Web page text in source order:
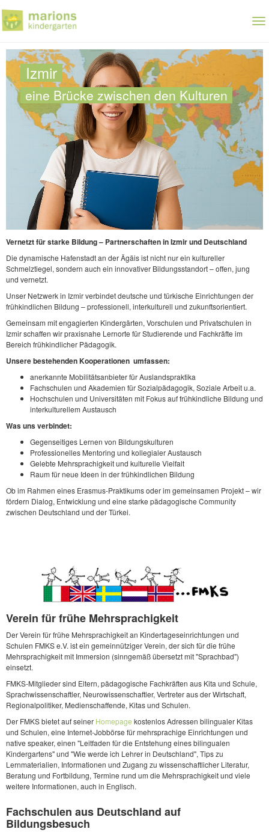
Hauptinhalt
springen
Izmir
eine Brücke zwischen den Kulturen
Vernetzt für starke Bildung – Partnerschaften in Izmir und Deutschland
Die dynamische Hafenstadt an der Ägäis ist nicht nur ein kultureller
Schmelztiegel, sondern auch ein innovativer Bildungsstandort – offen, jung
und vernetzt.
Unser Netzwerk in Izmir verbindet deutsche und türkische Einrichtungen der
frühkindlichen Bildung – professionell, interkulturell und zukunftsorientiert.
Gemeinsam mit engagierten Kindergärten, Vorschulen und Privatschulen in
Izmir schaffen wir praxisnahe Lernorte für Studierende und Fachkräfte im
Bereich frühkindlicher Pädagogik.
Unsere bestehenden Kooperationen umfassen:
anerkannte Mobilitätsanbieter für Auslandspraktika
Fachschulen und Akademien für Sozialpädagogik, Soziale Arbeit u.a.
Hochschulen und Universitäten mit Fokus auf frühkindliche Bildung und
interkulturellem Austausch
Was uns verbindet:
Gegenseitiges Lernen von Bildungskulturen
Professionelles Mentoring und kollegialer Austausch
Gelebte Mehrsprachigkeit und kulturelle Vielfalt
Raum für neue Ideen in der frühkindlichen Bildung
Ob im Rahmen eines Erasmus-Praktikums oder im gemeinsamen Projekt – wir
fördern Dialog, Entwicklung und eine starke pädagogische Community
zwischen Deutschland und der Türkei.
Verein für frühe Mehrsprachigkeit
Der Verein für frühe Mehrsprachigkeit an Kindertageseinrichtungen und
Schulen FMKS e.V. ist ein gemeinnütziger Verein, der sich für die frühe
Mehrsprachigkeit mit Immersion (sinngemäß übersetzt mit "Sprachbad")
einsetzt.
FMKS-Mitglieder sind Eltern, pädagogische Fachkräften aus Kita und Schule,
Sprachwissenschaftler, Neurowissenschaftler, Vertreter aus der Wirtschaft,
Regionalpolitiker, Medienschaffende, Kitas und Schulen.
Der FMKS bietet auf seiner Homepage kostenlos Adressen bilingualer Kitas
und Schulen, eine Internet-Jobbörse für mehrsprachige Einrichtungen und
native speaker, einen "Leitfaden für die Entstehung eines bilingualen
Kindergartens" und "Wie werde ich Lehrer in Deutschland", Tips zu
Lernmaterialien, Informationen und Zugang zu wissenschaftlicher Literatur,
Beratung und Fortbildung, Termine rund um die Mehrsprachigkeit und viele
weitere Informationen, auch in Englisch.
Fachschulen aus Deutschland auf
Bildungsbesuch